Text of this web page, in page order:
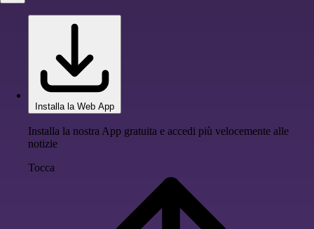
Installa la Web App
Installa la nostra App gratuita e accedi più velocemente alle
notizie
Tocca